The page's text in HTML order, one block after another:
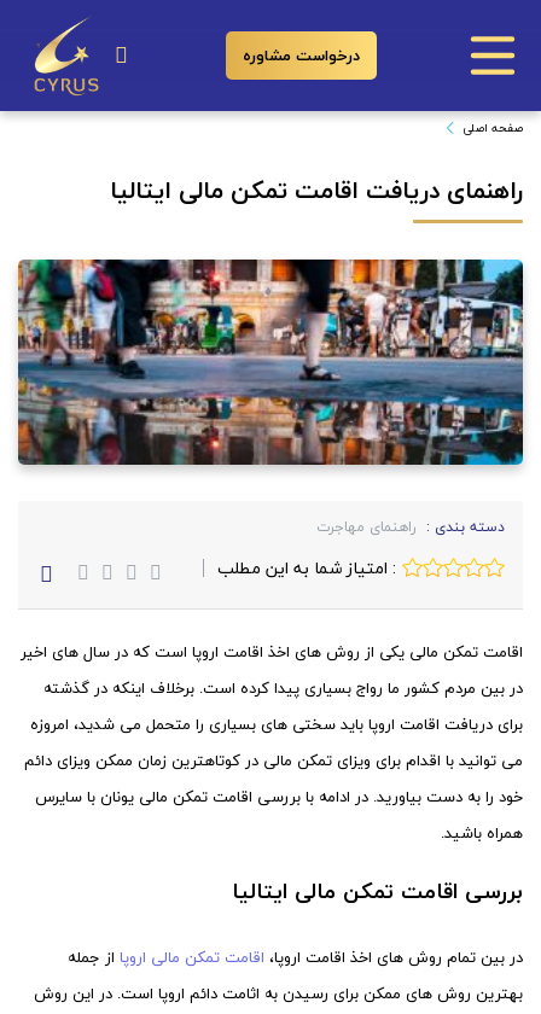
درخواست مشاوره
راهنمای دریافت اقامت تمکن مالی ایتالیا
صفحه اصلی
دسته بندی : راهنمای مهاجرت
: امتیاز شما به این مطلب
اقامت تمکن مالی یکی از روش های اخذ اقامت اروپا است که در سال های اخیر
در بین مردم کشور ما رواج بسیاری پیدا کرده است. برخلاف اینکه در گذشته
برای دریافت اقامت اروپا باید سختی های بسیاری را متحمل می شدید، امروزه
می توانید با اقدام برای ویزای تمکن مالی در کوتاهترین زمان ممکن ویزای دائم
خود را به دست بیاورید. در ادامه با بررسی اقامت تمکن مالی یونان با سایرس
همراه باشید.
بررسی اقامت تمکن مالی ایتالیا
در بین تمام روش های اخذ اقامت اروپا، اقامت تمکن مالی اروپا از جمله
بهترین روش های ممکن برای رسیدن به اثامت دائم اروپا است. در این روش